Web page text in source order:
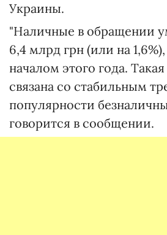
Украины.
"Наличные в обращении
6,4 млрд грн (или на
началом этого года.
связана со стабильным
популярности
говорится в сообщении.